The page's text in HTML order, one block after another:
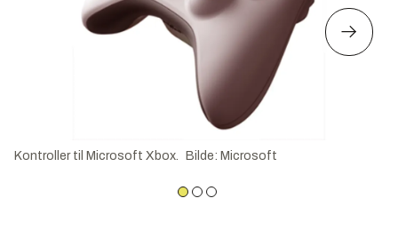
Kontroller til Microsoft Xbox. Bilde: Microsoft